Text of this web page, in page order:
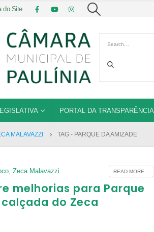
do Site
PORTAL DA TRANSPARÊNCIA
MALAVAZZI TAG - PARQUE DA AMIZADE
, Zeca Malavazzi READ MORE...
melhorias para Parque
do Zeca